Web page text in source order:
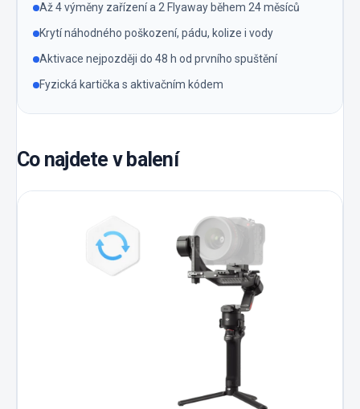
Až 4 výměny zařízení a 2 Flyaway během 24 měsíců
Krytí náhodného poškození, pádu, kolize i vody
Aktivace nejpozději do 48 h od prvního spuštění
Fyzická kartička s aktivačním kódem
Co najdete v balení